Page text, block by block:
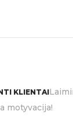
KLIENTAI
motyvacija!